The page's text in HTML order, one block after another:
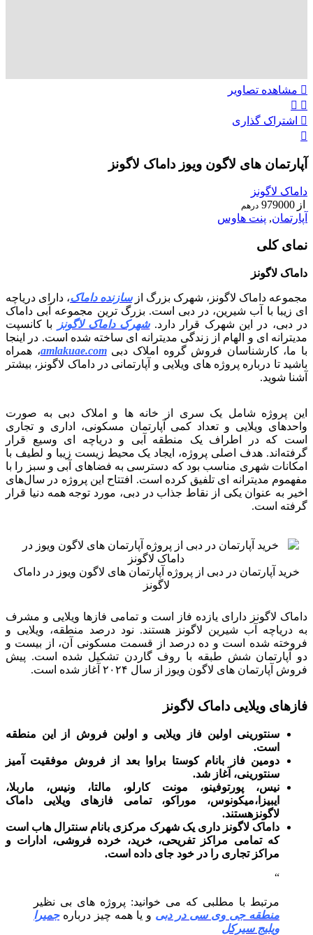
مشاهده تصاویر
اشتراک گذاری
آپارتمان های لاگون ویوز داماک لاگونز
داماک لاگونز
از 979000 درهم
آپارتمان, پنت هاوس
نمای کلی
داماک لاگونز
مجموعه داماک لاگونز، شهرک بزرگ ازسازنده داماک، دارای دریاچه
ای زیبا با آب شیرین، در دبی است. بزرگ ترین مجموعه آبی داماک
در دبی، در این شهرک قرار دارد.شهرک داماک لاگونز
با کانسپت
مدیترانه ای و الهام از زندگی مدیترانه ای ساخته شده است. در اینجا
با ما، کارشناسان فروش گروه املاک دبیamlakuae.com، همراه
باشید تا درباره پروژه های ویلایی و آپارتمانی در داماک لاگونز، بیشتر
آشنا شوید.
این پروژه شامل یک سری از خانه ها و املاک دبی به صورت
واحدهای ویلایی و تعداد کمی آپارتمان مسکونی، اداری و تجاری
است که در اطراف یک منطقه آبی و دریاچه ای وسیع قرار
گرفته‌اند. هدف اصلی پروژه، ایجاد یک محیط زیست زیبا و لطیف با
امکانات شهری مناسب بود که دسترسی به فضاهای آبی و سبز را با
مفهموم مدیترانه ای تلفیق کرده است. افتتاح این پروژه در سال‌های
اخیر به عنوان یکی از نقاط جذاب در دبی، مورد توجه همه دنیا قرار
گرفته است.
خرید آپارتمان در دبی از پروژه آپارتمان های لاگون ویوز در داماک
لاگونز
داماک لاگونز دارای یازده فاز است و تمامی فازها ویلایی و مشرف
به دریاچه آب شیرین لاگونز هستند. نود درصد منطقه، ویلایی و
فروخته شده است و ده درصد از قسمت مسکونی آن، از بیست و
دو آپارتمان شش طبقه با روف گاردن تشکیل شده است. پیش
فروش آپارتمان های لاگون ویوز از سال ۲۰۲۴ آغاز شده است.
فازهای ویلایی داماک لاگونز
سنتورینی اولین فاز ویلایی و اولین فروش از این منطقه
است.
دومین فاز بانام کوستا براوا بعد از فروش موفقیت آمیز
سنتورینی، آغاز شد.
نیس، پورتوفینو، مونت کارلو، مالتا، ونیس، ماربلا،
ایبیزا،میکونوس، موراکو، تمامی فازهای ویلایی داماک
لاگونزهستند.
داماک لاگونز داری یک شهرک مرکزی بانام سنترال هاب است
که تمامی مراکز تفریحی، خرید، خرده فروشی، ادارات و
مراکز تجاری را در خود جای داده است.
مرتبط با مطلبی که می خوانید: پروژه های بی نظیر
منطقه جی وی سی در دبی و یا همه چیز دربارهجمیرا
ویلیج سیرکل